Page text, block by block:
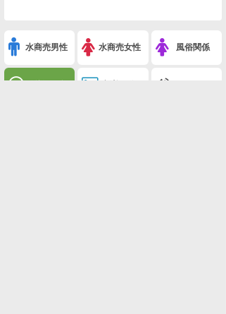
水商売男性 水商売女性 風俗関係
雑談関係 新着画像